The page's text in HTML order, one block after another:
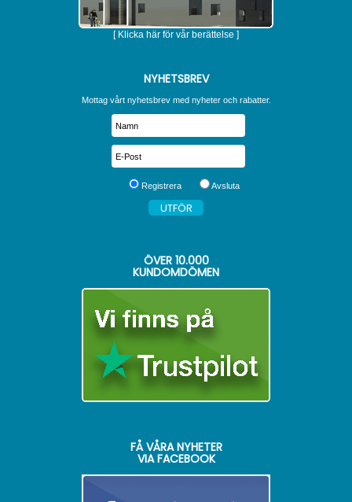
[ Klicka här för vår berättelse ]
NYHETSBREV
Mottag vårt nyhetsbrev med nyheter och rabatter.
Registrera Avsluta
ÖVER 10.000
KUNDOMDÖMEN
FÅ VÅRA NYHETER
VIA FACEBOOK